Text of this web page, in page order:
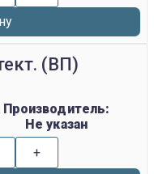
(ВП)
Производитель:
Не указан
+